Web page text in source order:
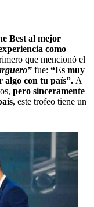
Best al mejor
como
que mencionó el
fue: “Es muy
algo con tu país”. A
pero sinceramente
, este trofeo tiene un